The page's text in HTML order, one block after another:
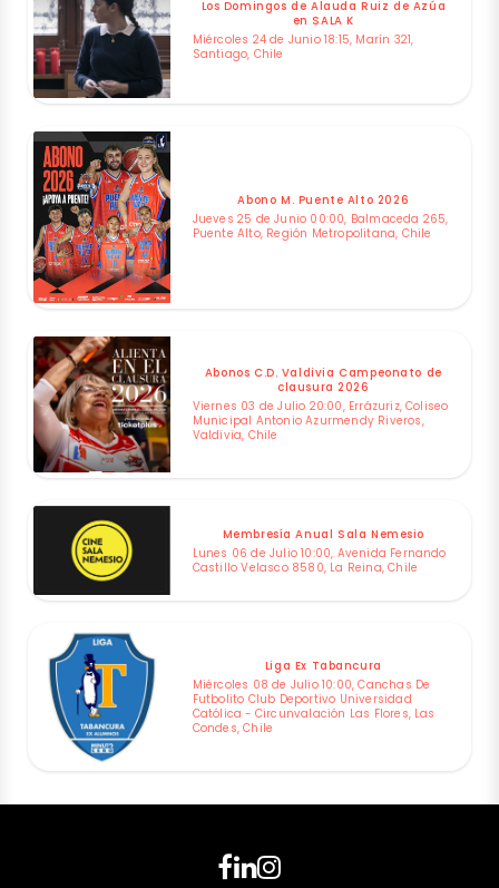
Los Domingos de Alauda Ruiz de Azúa
en SALA K
Miércoles 24 de Junio 18:15, Marín 321,
Santiago, Chile
Abono M. Puente Alto 2026
Jueves 25 de Junio 00:00, Balmaceda 265,
Puente Alto, Región Metropolitana, Chile
Abonos C.D. Valdivia Campeonato de
clausura 2026
Viernes 03 de Julio 20:00, Errázuriz, Coliseo
Municipal Antonio Azurmendy Riveros,
Valdivia, Chile
Membresía Anual Sala Nemesio
Lunes 06 de Julio 10:00, Avenida Fernando
Castillo Velasco 8580, La Reina, Chile
Liga Ex Tabancura
Miércoles 08 de Julio 10:00, Canchas De
Futbolito Club Deportivo Universidad
Católica - Circunvalación Las Flores, Las
Condes, Chile